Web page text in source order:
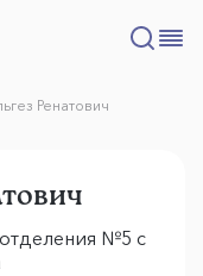
Ренатович
№5 с